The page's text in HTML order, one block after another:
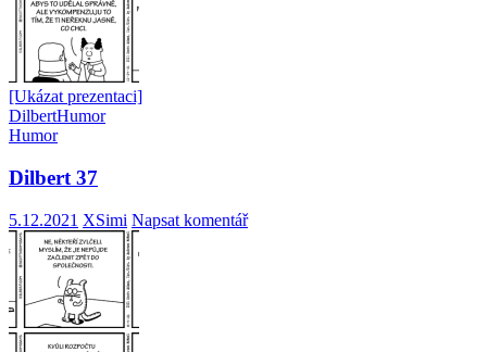
[Ukázat prezentaci]
DilbertHumor
Humor
Dilbert 37
5.12.2021 XSimi Napsat komentář